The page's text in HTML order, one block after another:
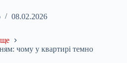
08.02.2026
чому у квартирі темно